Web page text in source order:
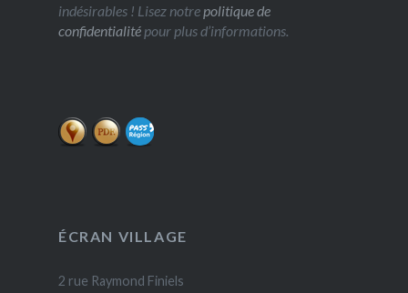
indésirables ! Lisez notrepolitique de
confidentialitépour plus d’informations.
ÉCRAN VILLAGE
2 rue Raymond Finiels